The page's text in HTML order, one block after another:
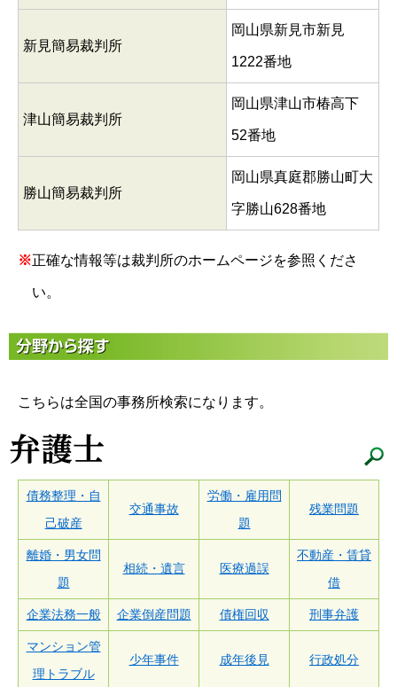
新見簡易裁判所
岡山県新見市新見
1222番地
津山簡易裁判所
岡山県津山市椿高下
52番地
勝山簡易裁判所
岡山県真庭郡勝山町大
字勝山628番地
※正確な情報等は裁判所のホームページを参照くださ
い。
こちらは全国の事務所検索になります。
債務整理・自
己破産
交通事故
労働・雇用問
題
残業問題
離婚・男女問
題
相続・遺言 医療過誤
不動産・賃貸
借
企業法務一般 企業倒産問題 債権回収 刑事弁護
マンション管
理トラブル
少年事件 成年後見 行政処分